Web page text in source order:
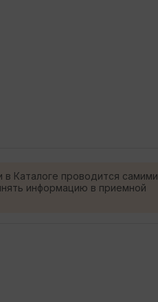
Каталоге проводится самими
информацию в приемной